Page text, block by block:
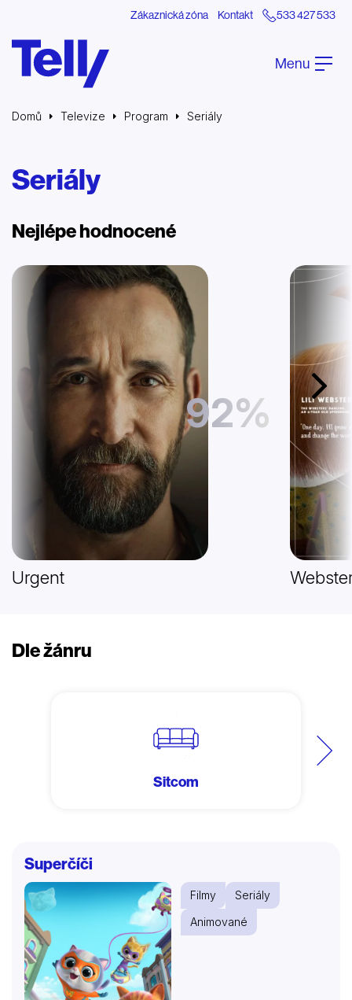
Zákaznická zóna Kontakt 533 427 533
Menu
Domů Televize Program Seriály
Seriály
Nejlépe hodnocené
Další
92%
Urgent
Dle žánru
Další
Sitcom
Superčíči
Filmy
Seriály
Animované